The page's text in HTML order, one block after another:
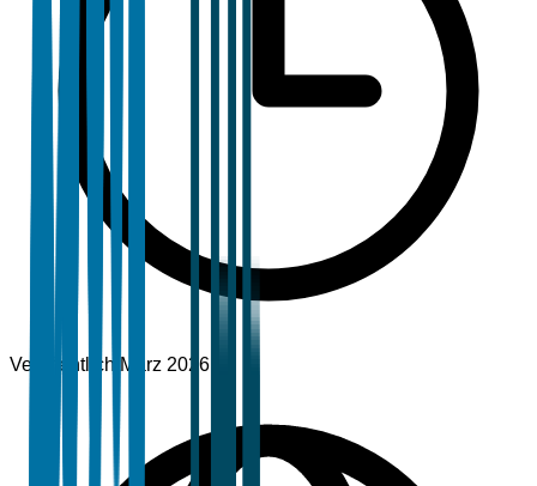
Veröffentlicht März 2026